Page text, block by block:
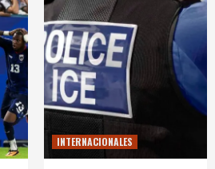
INTERNACIONALES